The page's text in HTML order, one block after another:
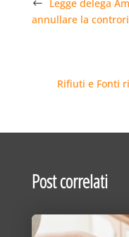
Legge delega
annullare la
Rifiuti e Fonti
Post correlati